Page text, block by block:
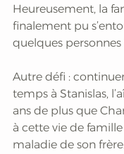
Heureusement, la
finalement pu
quelques personnes
Autre défi :
temps à Stanislas,
ans de plus que
à cette vie de
maladie de son